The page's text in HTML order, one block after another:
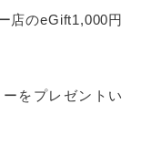
店のeGift1,000円
をプレゼントい